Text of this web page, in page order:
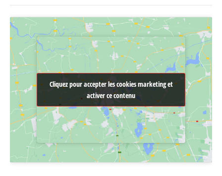
Cliquez pour accepter les cookies marketing et
activer ce contenu
Cliquez pour accepter les cookies marketing et
activer ce contenu